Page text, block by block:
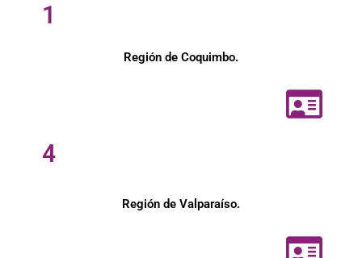
1
Región de Coquimbo.
4
Región de Valparaíso.